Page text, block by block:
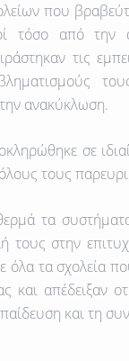
που
τόσο από την
τις
ανακύκλωση.
σε
τους
τα
τους στην
όλα τα σχολεία
και απέδειξαν
και τη